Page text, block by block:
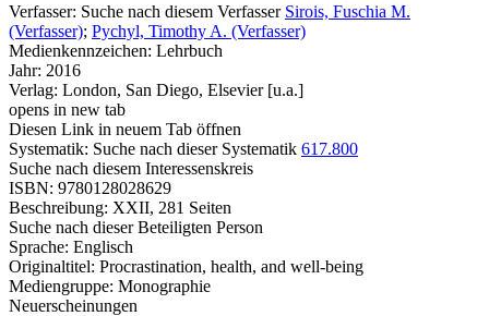
Verfasser: Suche nach diesem Verfasser Sirois, Fuschia M.
(Verfasser); Pychyl, Timothy A. (Verfasser)
Medienkennzeichen: Lehrbuch
Jahr: 2016
Verlag: London, San Diego, Elsevier [u.a.]
opens in new tab
Diesen Link in neuem Tab öffnen
Systematik: Suche nach dieser Systematik 617.800
Suche nach diesem Interessenskreis
ISBN: 9780128028629
Beschreibung: XXII, 281 Seiten
Suche nach dieser Beteiligten Person
Sprache: Englisch
Originaltitel: Procrastination, health, and well-being
Mediengruppe: Monographie
Neuerscheinungen